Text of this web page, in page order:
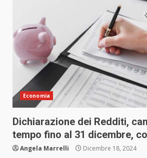
Economia
Dichiarazione dei Redditi,
tempo fino al 31 dicembre,
Angela Marrelli Dicembre 18, 2024